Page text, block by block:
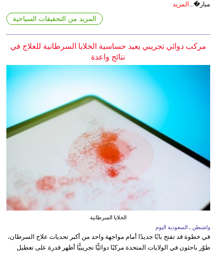
مبار�... المزيد
المزيد من التحقيقات السياحية
مركب دوائي تجريبي يعيد حساسية الخلايا السرطانية للعلاج في
نتائج واعدة
الخلايا السرطانية
واشنطن ـ السعودية اليوم
في خطوة قد تفتح بابًا جديدًا أمام مواجهة واحد من أكبر تحديات علاج السرطان،
طوّر باحثون في الولايات المتحدة مركبًا دوائيًّا تجريبيًّا أظهر قدرة على تعطيل